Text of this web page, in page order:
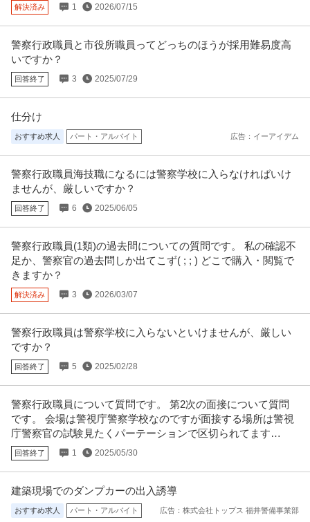
総務 ／ カプセルトイメーカーの一般事務／年休120日／原則定時
退社・実働7H
株式会社Qualia
正社員 残業月20時間以内 ルーティンワーク
年収300万円〜500万円
【職種】管理＞総務 【業種】メーカー＞その他 ※会員属性などに応じ、当該
求人をビズリーチ上で閲覧さ
提供：ビズリーチ
大手での一般事務（社員さんのサポート事務）
旭化成アミダス株式会社
派遣社員
時給1,800円
注、発注（社内システム中心に…続きを見る
提供：旭化成アミダス株式会社
データ入力など大手損保の一般事務／残業月10時間以下／主婦主
時給1,500円
年間休日120日以上◎残業月10時間以下◎ 【より安定したチーム体制のため
に】 急な欠員補充ではな…続きを見る
この条件の求人をもっと見る
解決済み 1 2026/07/15
警察行政職員と市役所職員ってどっちのほうが採用難易度高
いですか？
回答終了 3 2025/07/29
仕分け
おすすめ求人 パート・アルバイト 広告：イーアイデム
警察行政職員海技職になるには警察学校に入らなければいけ
ませんが、厳しいですか？
回答終了 6 2025/06/05
警察行政職員(1類)の過去問についての質問です。 私の確認不
足か、警察官の過去問しか出てこず( ; ; ) どこで購入・閲覧で
きますか？
解決済み 3 2026/03/07
警察行政職員は警察学校に入らないといけませんが、厳しい
ですか？
回答終了 5 2025/02/28
警察行政職員について質問です。 第2次の面接について質問
です。 会場は警視庁警察学校なのですが面接する場所は警視
庁警察官の試験見たくパーテーションで区切られてます
か？？
回答終了 1 2025/05/30
建築現場でのダンプカーの出入誘導
おすすめ求人 パート・アルバイト 広告：株式会社トップス 福井警備事業部